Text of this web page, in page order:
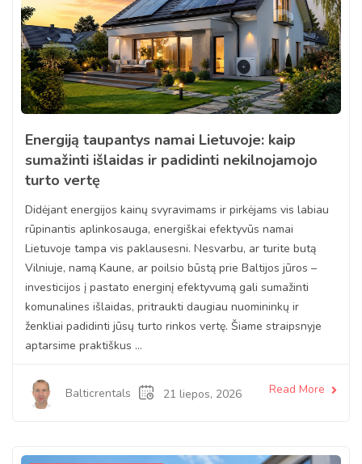
Energiją taupantys namai Lietuvoje: kaip
sumažinti išlaidas ir padidinti nekilnojamojo
turto vertę
Didėjant energijos kainų svyravimams ir pirkėjams vis labiau
rūpinantis aplinkosauga, energiškai efektyvūs namai
Lietuvoje tampa vis paklausesni. Nesvarbu, ar turite butą
Vilniuje, namą Kaune, ar poilsio būstą prie Baltijos jūros –
investicijos į pastato energinį efektyvumą gali sumažinti
komunalines išlaidas, pritraukti daugiau nuomininkų ir
ženkliai padidinti jūsų turto rinkos vertę. Šiame straipsnyje
aptarsime praktiškus ...
Balticrentals 21 liepos, 2026 Read More